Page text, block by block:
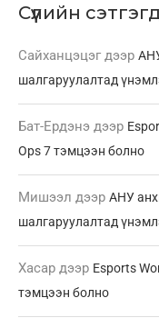
Сүүлийн
Сайханцэцэг дээр
шалгаруулалтад
Бат-Ердэнэ дээр
Ops 7 тэмцээн болно
Мишээл дээр АНУ
шалгаруулалтад
Хасар дээр Esports
тэмцээн болно